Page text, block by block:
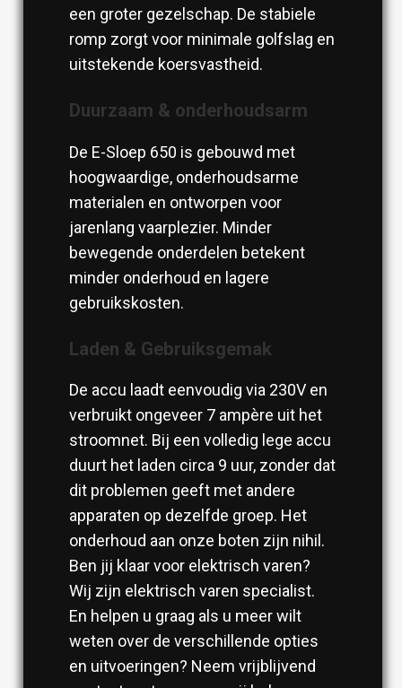
een groter gezelschap. De stabiele
romp zorgt voor minimale golfslag en
uitstekende koersvastheid.
Duurzaam & onderhoudsarm
De E-Sloep 650 is gebouwd met
hoogwaardige, onderhoudsarme
materialen en ontworpen voor
jarenlang vaarplezier. Minder
bewegende onderdelen betekent
minder onderhoud en lagere
gebruikskosten.
Laden & Gebruiksgemak
De accu laadt eenvoudig via 230V en
verbruikt ongeveer 7 ampère uit het
stroomnet. Bij een volledig lege accu
duurt het laden circa 9 uur, zonder dat
dit problemen geeft met andere
apparaten op dezelfde groep. Het
onderhoud aan onze boten zijn nihil.
Ben jij klaar voor elektrisch varen?
Wij zijn elektrisch varen specialist.
En helpen u graag als u meer wilt
weten over de verschillende opties
en uitvoeringen? Neem vrijblijvend